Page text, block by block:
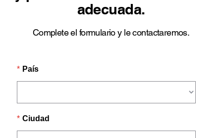
adecuada.
Complete el formulario y le contactaremos.